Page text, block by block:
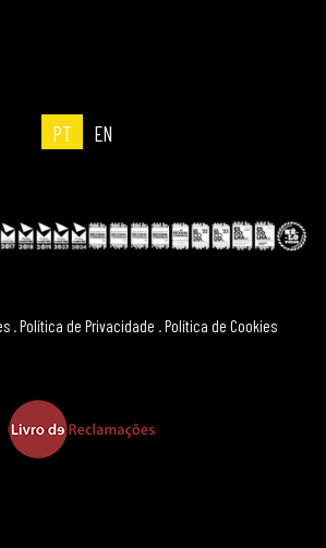
PT EN
.Política de Privacidade .Política de Cookies